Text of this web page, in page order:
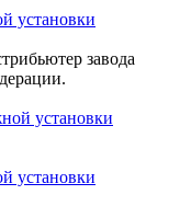
установки
завода
установки